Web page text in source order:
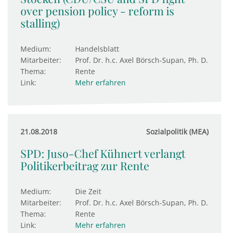
over pension policy - reform is
stalling)
Medium:
Handelsblatt
Mitarbeiter:
Prof. Dr. h.c. Axel Börsch-Supan, Ph. D.
Thema:
Rente
Link:
Mehr erfahren
21.08.2018 Sozialpolitik (MEA)
SPD: Juso-Chef Kühnert verlangt
Politikerbeitrag zur Rente
Medium:
Die Zeit
Mitarbeiter:
Prof. Dr. h.c. Axel Börsch-Supan, Ph. D.
Thema:
Rente
Link:
Mehr erfahren